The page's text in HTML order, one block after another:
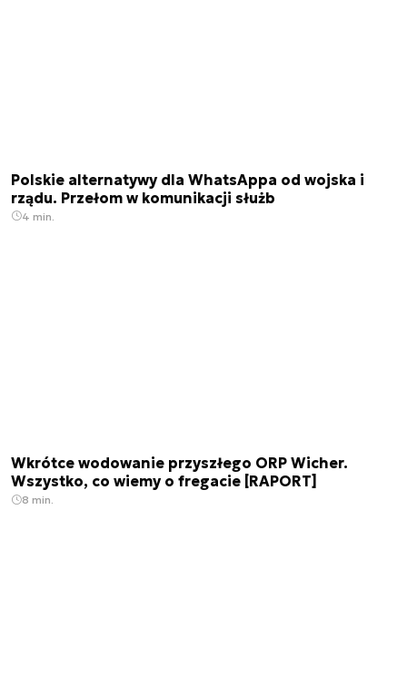
Polskie alternatywy dla WhatsAppa od wojska i
rządu. Przełom w komunikacji służb
4 min.
Wkrótce wodowanie przyszłego ORP Wicher.
Wszystko, co wiemy o fregacie [RAPORT]
8 min.